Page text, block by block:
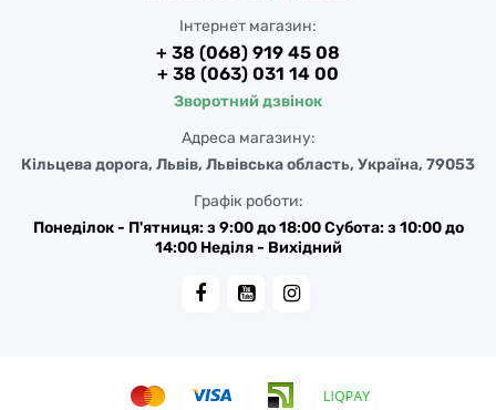
Інтернет магазин:
+ 38 (068) 919 45 08
+ 38 (063) 031 14 00
Зворотний дзвінок
Адреса магазину:
Кільцева дорога, Львів, Львівська область, Україна, 79053
Графік роботи:
Понеділок - П'ятниця: з 9:00 до 18:00 Субота: з 10:00 до
14:00 Неділя - Вихідний